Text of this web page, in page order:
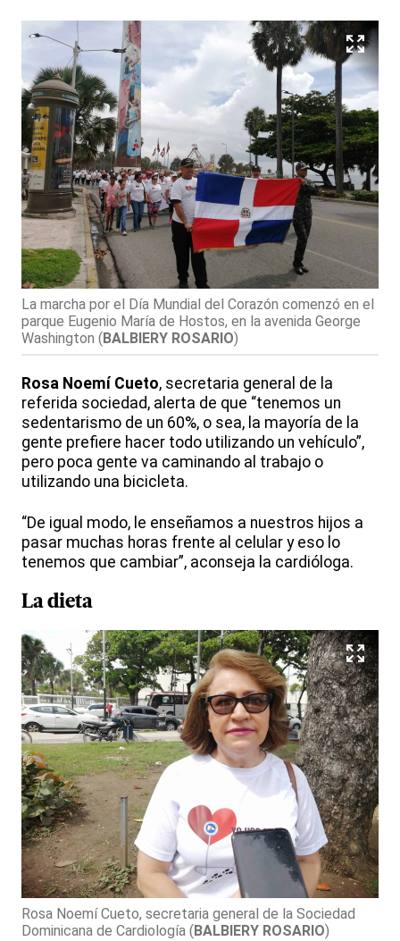
La marcha por el Día Mundial del Corazón comenzó en el
parque Eugenio María de Hostos, en la avenida George
Washington (BALBIERY ROSARIO)
Rosa Noemí Cueto, secretaria general de la
referida sociedad, alerta de que “tenemos un
sedentarismo de un 60%, o sea, la mayoría de la
gente prefiere hacer todo utilizando un vehículo”,
pero poca gente va caminando al trabajo o
utilizando una bicicleta.
“De igual modo, le enseñamos a nuestros hijos a
pasar muchas horas frente al celular y eso lo
tenemos que cambiar”, aconseja la cardióloga.
La dieta
Rosa Noemí Cueto, secretaria general de la Sociedad
Dominicana de Cardiología ( BALBIERY ROSARIO)